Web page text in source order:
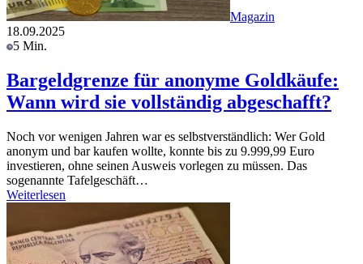
Magazin
18.09.2025
5 Min.
Bargeldgrenze für anonyme Goldkäufe:
Wann wird sie vollständig abgeschafft?
Noch vor wenigen Jahren war es selbstverständlich: Wer Gold
anonym und bar kaufen wollte, konnte bis zu 9.999,99 Euro
investieren, ohne seinen Ausweis vorlegen zu müssen. Das
sogenannte Tafelgeschäft…
Weiterlesen